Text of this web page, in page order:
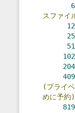
スファイ
(プライ
めに予約)